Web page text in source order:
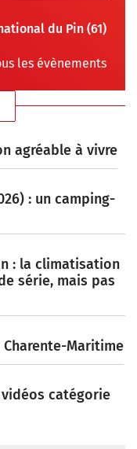
du Pin (61)
les évènements
agréable à vivre
: un camping-
: la climatisation
série, mais pas
Maritime
vidéos catégorie